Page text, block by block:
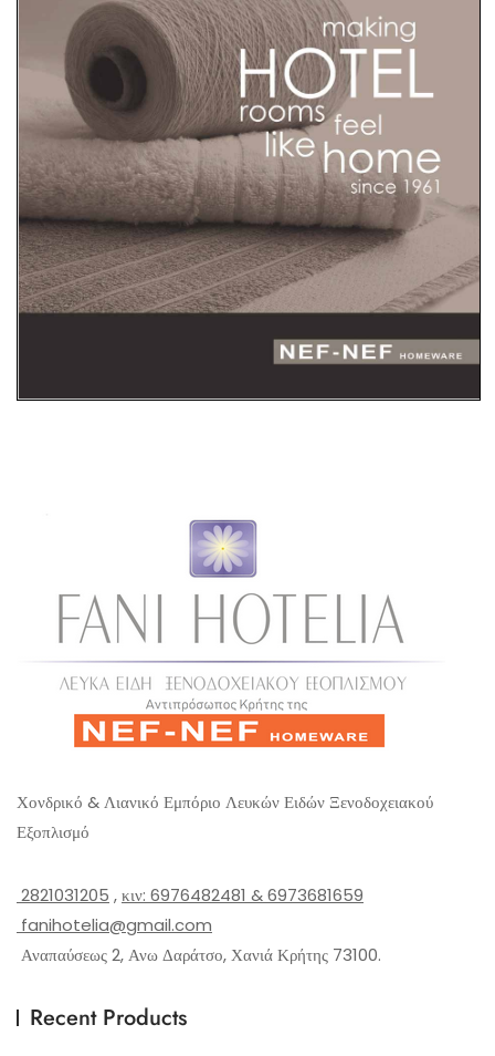
Χονδρικό & Λιανικό Εμπόριο Λευκών Ειδών Ξενοδοχειακού
Εξοπλισμό
2821031205 ,κιν: 6976482481 & 6973681659
fanihotelia@gmail.com
Αναπαύσεως 2, Ανω Δαράτσο, Χανιά Κρήτης 73100.
Recent Products